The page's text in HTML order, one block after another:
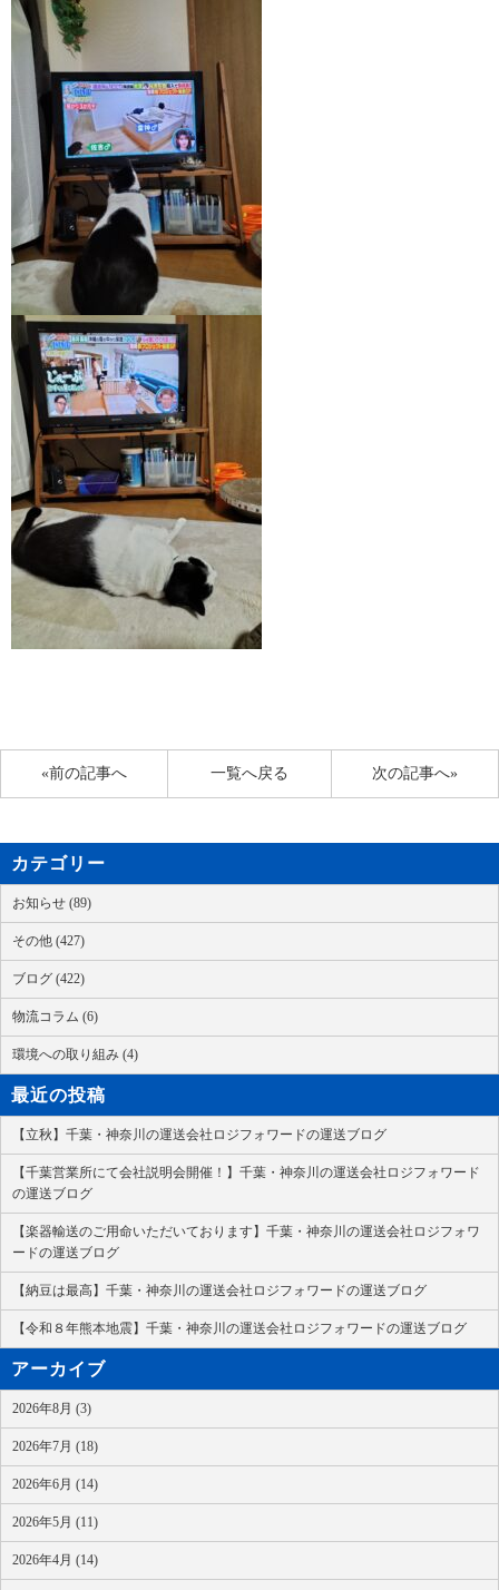
«前の記事へ 次の記事へ»
一覧へ戻る
カテゴリー
お知らせ (89)
その他 (427)
ブログ (422)
物流コラム (6)
環境への取り組み (4)
最近の投稿
【立秋】千葉・神奈川の運送会社ロジフォワードの運送ブログ
【千葉営業所にて会社説明会開催！】千葉・神奈川の運送会社ロジフォワード
の運送ブログ
【楽器輸送のご用命いただいております】千葉・神奈川の運送会社ロジフォワ
ードの運送ブログ
【納豆は最高】千葉・神奈川の運送会社ロジフォワードの運送ブログ
【令和８年熊本地震】千葉・神奈川の運送会社ロジフォワードの運送ブログ
アーカイブ
2026年8月 (3)
2026年7月 (18)
2026年6月 (14)
2026年5月 (11)
2026年4月 (14)